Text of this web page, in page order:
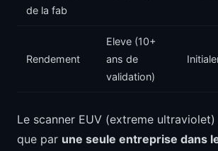
de la fab
Rendement
Eleve (10+
ans de
validation)
Le scanner EUV (extreme ultraviolet)
que par une seule entreprise dans